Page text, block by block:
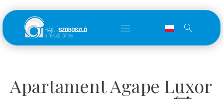
Apartament Agape Luxor